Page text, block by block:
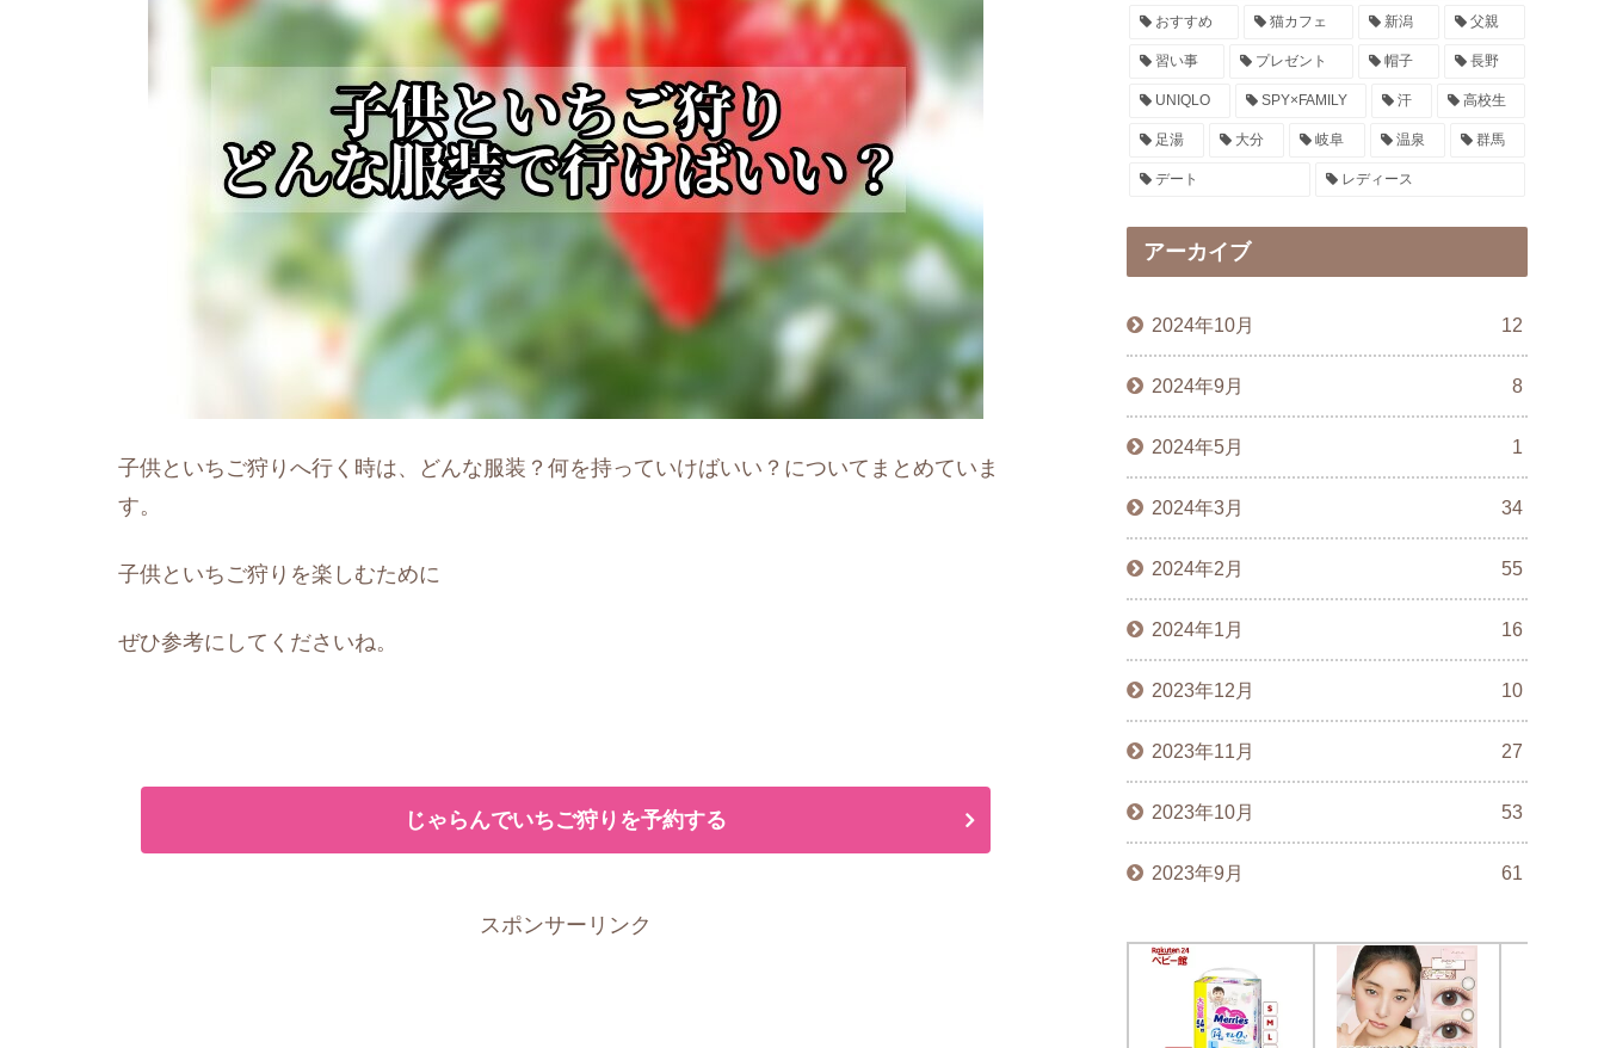
子供といちご狩りへ行く時は、どんな服装？何を持っていけばいい？についてまとめていま
す。
子供といちご狩りを楽しむために
ぜひ参考にしてくださいね。
じゃらんでいちご狩りを予約する
スポンサーリンク
おすすめ 猫カフェ 新潟 父親
習い事 プレゼント 帽子 長野
UNIQLO SPY×FAMILY 汗 高校生
足湯 大分 岐阜 温泉 群馬
デート レディース
アーカイブ
2024年10月 12
2024年9月 8
2024年5月 1
2024年3月 34
2024年2月 55
2024年1月 16
2023年12月 10
2023年11月 27
2023年10月 53
2023年9月 61